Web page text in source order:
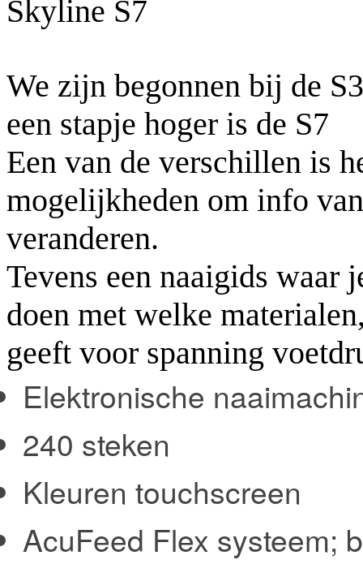
Skyline S7
We zijn begonnen bij de
een stapje hoger is de S7
Een van de verschillen is
mogelijkheden om info
veranderen.
Tevens een naaigids waar
doen met welke
geeft voor spanning
Elektronische
240 steken
Kleuren touchscreen
AcuFeed Flex systeem;